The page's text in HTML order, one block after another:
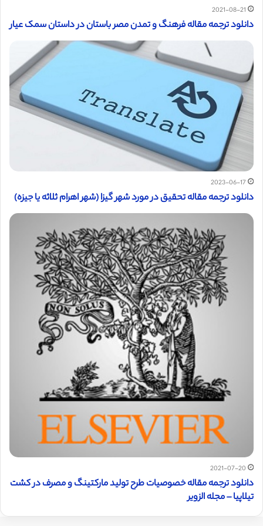
2021-08-21
دانلود ترجمه مقاله فرهنگ و تمدن مصر باستان در داستان سمک عیار
2023-06-17
دانلود ترجمه مقاله تحقیق در مورد شهر گیزا (شهر اهرام ثلاثه یا جیزه)
2021-07-20
دانلود ترجمه مقاله خصوصیات طرح تولید مارکتینگ و مصرف در کشت
تیلاپیا – مجله الزویر